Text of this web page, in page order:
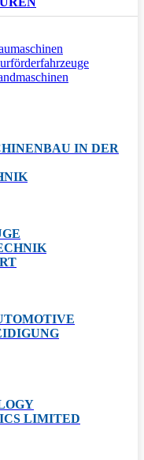
IN DER
LIMITED